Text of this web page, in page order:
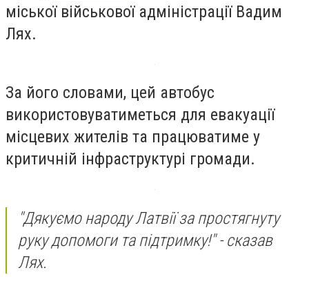
міської військової адміністрації Вадим
Лях.
За його словами, цей автобус
використовуватиметься для евакуації
місцевих жителів та працюватиме у
критичній інфраструктурі громади.
"Дякуємо народу Латвії за простягнуту
руку допомоги та підтримку!" - сказав
Лях.